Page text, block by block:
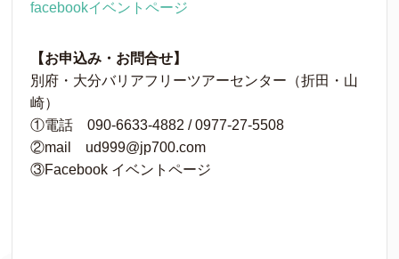
facebookイベントページ
【お申込み・お問合せ】
別府・大分バリアフリーツアーセンター（折田・山
崎）
①電話 090-6633-4882 / 0977-27-5508
②mail ud999@jp700.com
③Facebook イベントページ